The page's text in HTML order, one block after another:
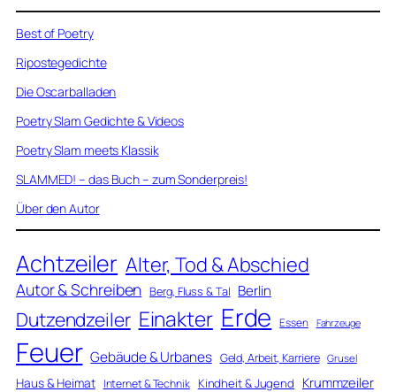
Best of Poetry
Ripostegedichte
Die Oscarballaden
Poetry Slam Gedichte & Videos
Poetry Slam meets Klassik
SLAMMED! – das Buch – zum Sonderpreis!
Über den Autor
Achtzeiler Alter, Tod & Abschied
Autor & Schreiben Berg, Fluss & Tal Berlin
Dutzendzeiler Einakter Erde Essen Fahrzeuge
Feuer Gebäude & Urbanes Geld, Arbeit, Karriere Grusel
Haus & Heimat Internet & Technik Kindheit & Jugend Krummzeiler